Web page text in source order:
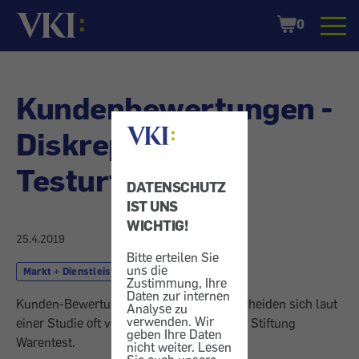
DATENSCHUTZ
IST UNS
WICHTIG!
Bitte erteilen Sie
uns die
Zustimmung, Ihre
Daten zur internen
Analyse zu
verwenden. Wir
geben Ihre Daten
nicht weiter. Lesen
Startseite
Shopping
Cart
0
Kundenbewertungen -
Diskrepanz zu
Testurteilen
25.4.2019
Markt + Dienstleistung Einkauf
Kunden-Bewertungen im Internet unterscheiden sich laut
einer Studie oft von den Bewertungen der Stiftung
Warentest.